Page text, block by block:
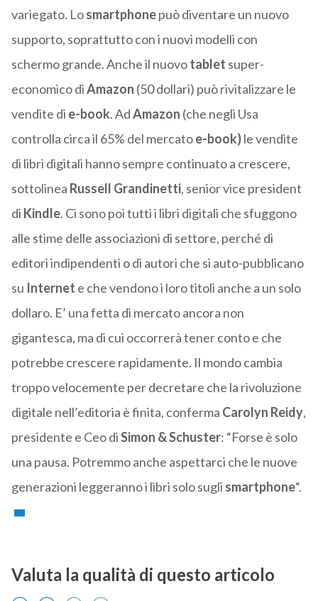
variegato. Losmartphonepuò diventare un nuovo
supporto, soprattutto con i nuovi modelli con
schermo grande. Anche il nuovotablet super-
economico diAmazon (50 dollari) può rivitalizzare le
vendite di e-book. AdAmazon (che negli Usa
controlla circa il 65% del mercatoe-book)le vendite
di libri digitali hanno sempre continuato a crescere,
sottolinea Russell Grandinetti, senior vice president
di Kindle. Ci sono poi tutti i libri digitali che sfuggono
alle stime delle associazioni di settore, perché di
editori indipendenti o di autori che si auto-pubblicano
su Internet e che vendono i loro titoli anche a un solo
dollaro. E’ una fetta di mercato ancora non
gigantesca, ma di cui occorrerà tener conto e che
potrebbe crescere rapidamente. Il mondo cambia
troppo velocemente per decretare che la rivoluzione
digitale nell’editoria è finita, conferma Carolyn Reidy,
presidente e Ceo diSimon & Schuster: “Forse è solo
una pausa. Potremmo anche aspettarci che le nuove
generazioni leggeranno i libri solo sugli smartphone“.
Valuta la qualità di questo articolo